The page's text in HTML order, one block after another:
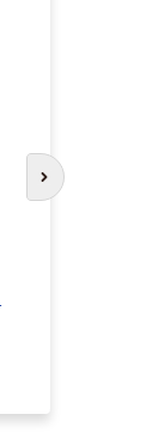
次のスライド